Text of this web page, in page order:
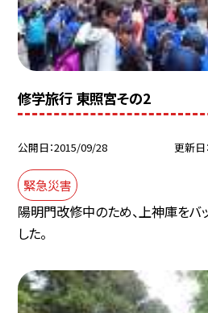
修学旅行 東照宮その2
公開日 2015/09/28 更新日
緊急災害
陽明門改修中のため、上神庫をバ
した。